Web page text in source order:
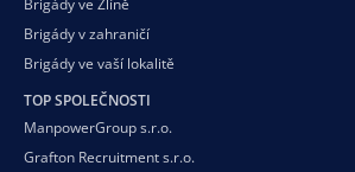
Brigády ve Zlíně
Brigády v zahraničí
Brigády ve vaší lokalitě
TOP SPOLEČNOSTI
ManpowerGroup s.r.o.
Grafton Recruitment s.r.o.